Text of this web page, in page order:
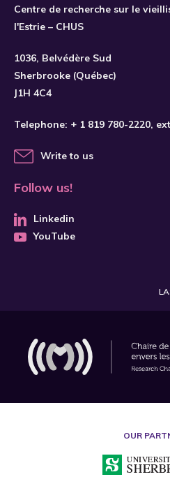
Centre de recherche sur le
l'Estrie – CHUS
1036, Belvédère Sud
Sherbrooke (Québec)
J1H 4C4
Telephone: + 1 819 780-2220,
Write to us
Follow us!
Linkedin
YouTube
OUR